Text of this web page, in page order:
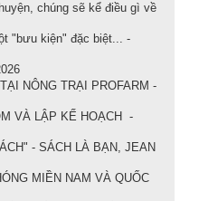
chúng sẽ kể điều gì về
"bưu kiện" đặc biệt... -
NÔNG TRẠI PROFARM -
VÀ LẬP KẾ HOẠCH -
- SÁCH LÀ BẠN, JEAN
MIỀN NAM VÀ QUỐC